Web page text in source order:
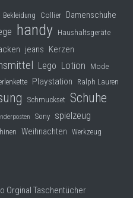
Bekleidung Collier Damenschuhe
handy Haushaltsgeräte
jeans Kerzen
Lego Lotion Mode
Playstation Ralph Lauren
Schmuckset Schuhe
Sony spielzeug
Weihnachten Werkzeug
Orginal Taschentücher